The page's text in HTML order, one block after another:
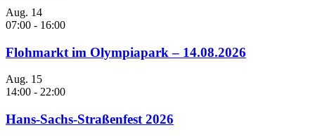
Aug. 14
07:00 - 16:00
Flohmarkt im Olympiapark – 14.08.2026
Aug. 15
14:00 - 22:00
Hans-Sachs-Straßenfest 2026